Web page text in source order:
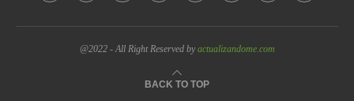
@2022 - All Right Reserved byactualizandome.com
BACK TO TOP